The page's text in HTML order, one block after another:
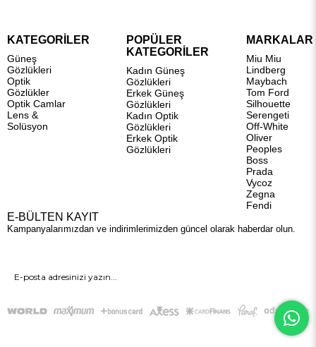
KATEGORİLER
Güneş
Gözlükleri
Optik
Gözlükler
Optik Camlar
Lens &
Solüsyon
POPÜLER
KATEGORİLER
Kadın Güneş
Gözlükleri
Erkek Güneş
Gözlükleri
Kadın Optik
Gözlükleri
Erkek Optik
Gözlükleri
MARKALAR
Miu Miu
Lindberg
Maybach
Tom Ford
Silhouette
Serengeti
Off-White
Oliver
Peoples
Boss
Prada
Vycoz
Zegna
Fendi
E-BÜLTEN KAYIT
Kampanyalarımızdan ve indirimlerimizden güncel olarak haberdar olun.
GÖNDER